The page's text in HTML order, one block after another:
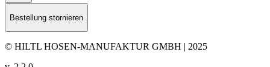
Bestellung stornieren
© HILTL HOSEN-MANUFAKTUR GMBH | 2025